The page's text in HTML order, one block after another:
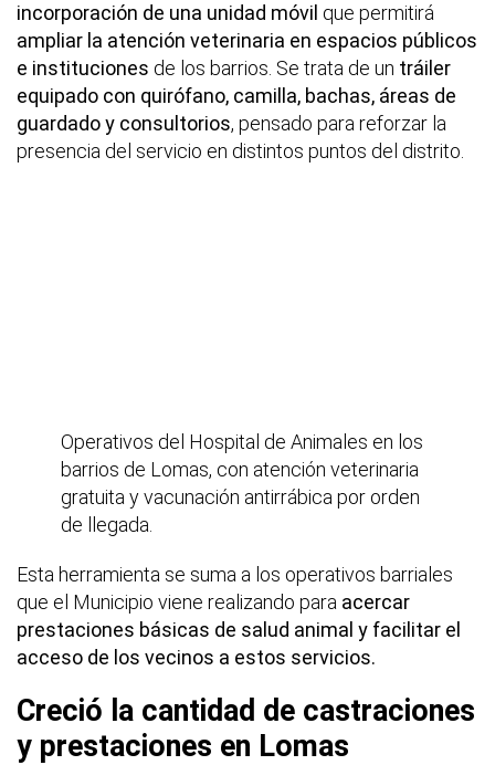
incorporación de una unidad móvil que permitirá
ampliar la atención veterinaria en espacios públicos
e instituciones de los barrios. Se trata de un tráiler
equipado con quirófano, camilla, bachas, áreas de
guardado y consultorios, pensado para reforzar la
presencia del servicio en distintos puntos del distrito.
Operativos del Hospital de Animales en los
barrios de Lomas, con atención veterinaria
gratuita y vacunación antirrábica por orden
de llegada.
Esta herramienta se suma a los operativos barriales
que el Municipio viene realizando para acercar
prestaciones básicas de salud animal y facilitar el
acceso de los vecinos a estos servicios.
Creció la cantidad de castraciones
y prestaciones en Lomas